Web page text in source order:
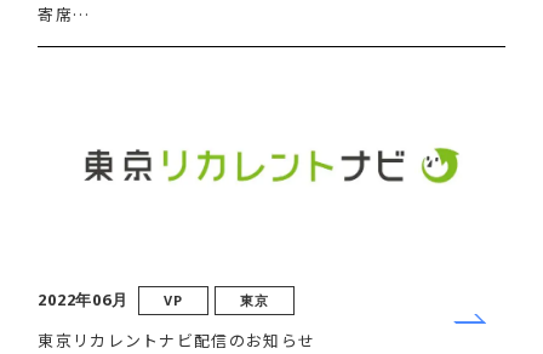
寄席…
2022年06月 VP 東京
東京リカレントナビ配信のお知らせ